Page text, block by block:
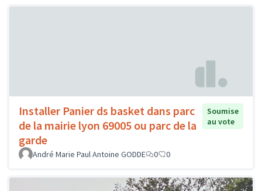
Installer Panier ds basket dans parc
de la mairie lyon 69005 ou parc de la
garde
Soumise
au vote
André Marie Paul Antoine GODDE 0 0